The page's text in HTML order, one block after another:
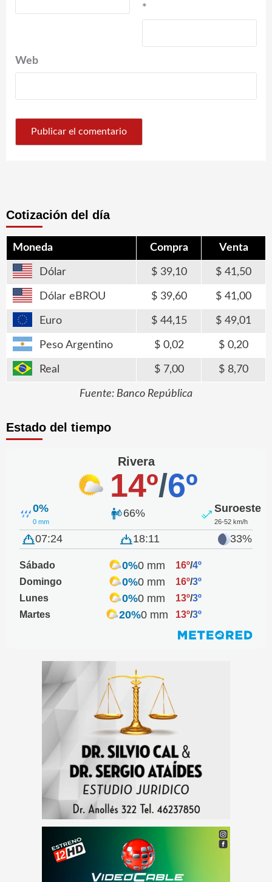
*
Web
Cotización del día
Moneda Compra Venta
Dólar 39,10 41,50
Dólar eBROU 39,60 41,00
Euro 44,15 49,01
Peso Argentino 0,02 0,20
Real 7,00 8,70
Fuente: Banco República
Estado del tiempo
Rivera
14º/6º
0%
0 mm
66% Suroeste
26-52 km/h
07:24 18:11 33%
Sábado 0%0 mm 16º/4º
Domingo
0%0 mm 16º/3º
Lunes
0%0 mm 13º/3º
Martes
20%0 mm 13º/3º